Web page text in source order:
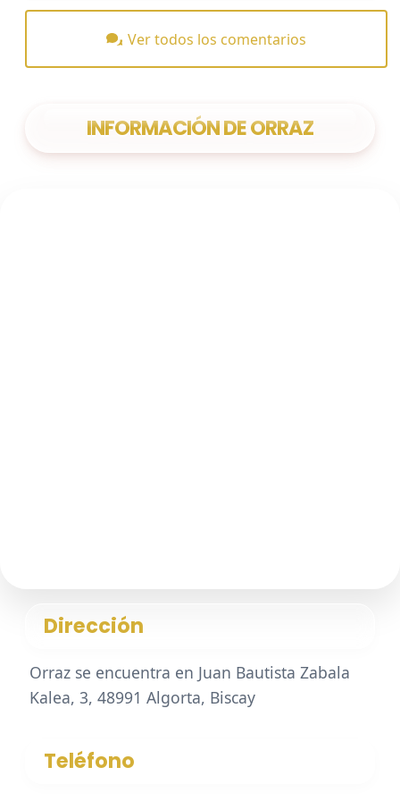
Ver todos los comentarios
INFORMACIÓN DE ORRAZ
Dirección
Orraz se encuentra en Juan Bautista Zabala
Kalea, 3, 48991 Algorta, Biscay
Teléfono